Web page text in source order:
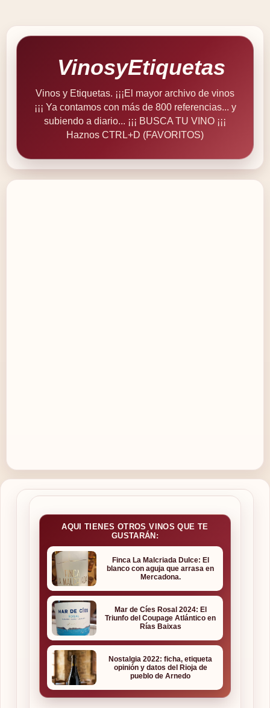
VinosyEtiquetas
Vinos y Etiquetas. ¡¡¡El mayor archivo de vinos
¡¡¡ Ya contamos con más de 800 referencias... y
subiendo a diario... ¡¡¡ BUSCA TU VINO ¡¡¡
Haznos CTRL+D (FAVORITOS)
AQUI TIENES OTROS VINOS QUE TE
GUSTARÁN:
Finca La Malcriada Dulce: El
blanco con aguja que arrasa en
Mercadona.
Mar de Cíes Rosal 2024: El
Triunfo del Coupage Atlántico en
Rías Baixas
Nostalgia 2022: ficha, etiqueta
opinión y datos del Rioja de
pueblo de Arnedo